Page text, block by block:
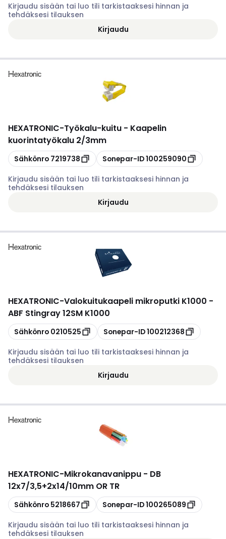
Kirjaudu sisään tai luo tili tarkistaaksesi hinnan ja
tehdäksesi tilauksen
Kirjaudu
HEXATRONIC-Työkalu-kuitu - Kaapelin
kuorintatyökalu 2/3mm
Kopioi
Sähkönro 7219738 Kopioi
Sonepar-ID100259090
Kirjaudu sisään tai luo tili tarkistaaksesi hinnan ja
tehdäksesi tilauksen
Kirjaudu
HEXATRONIC-Valokuitukaapeli mikroputki K1000 -
ABF Stingray 12SM K1000
Kopioi
Sähkönro 0210525 Kopioi
Sonepar-ID100212368
Kirjaudu sisään tai luo tili tarkistaaksesi hinnan ja
tehdäksesi tilauksen
Kirjaudu
HEXATRONIC-Mikrokanavanippu - DB
12x7/3,5+2x14/10mm OR TR
Kopioi
Sähkönro 5218667 Kopioi
Sonepar-ID100265089
Kirjaudu sisään tai luo tili tarkistaaksesi hinnan ja
tehdäksesi tilauksen